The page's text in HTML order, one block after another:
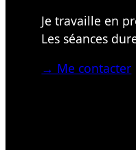
Je travaille en
Les séances
→ Me contacter